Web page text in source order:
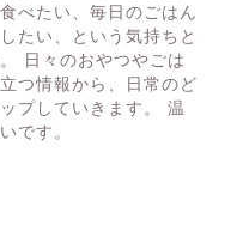
べたい、毎日のごはん
たい、という気持ちと
日々のおやつやごは
つ情報から、日常のど
プしていきます。 温
です。